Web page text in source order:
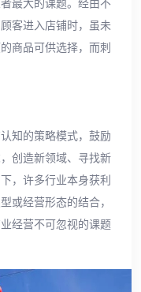
最大的课题。经由不
客进入店铺时，虽未
商品可供选择，而刺
知的策略模式，鼓励
创造新领域、寻找新
，许多行业本身获利
或经营形态的结合，
经营不可忽视的课题